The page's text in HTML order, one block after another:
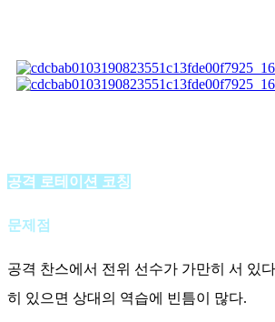
공격 로테이션 코칭
문제점
공격 찬스에서 전위 선수가 가만히 서 있
히 있으면 상대의 역습에 빈틈이 많다.